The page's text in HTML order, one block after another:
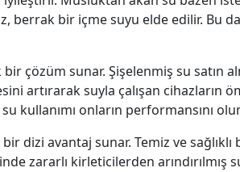
bir içme suyu elde edilir. Bu
çözüm sunar. Şişelenmiş su satın
artırarak suyla çalışan cihazların
kullanımı onların performansını
dizi avantaj sunar. Temiz ve
zararlı kirleticilerden arındırılmış